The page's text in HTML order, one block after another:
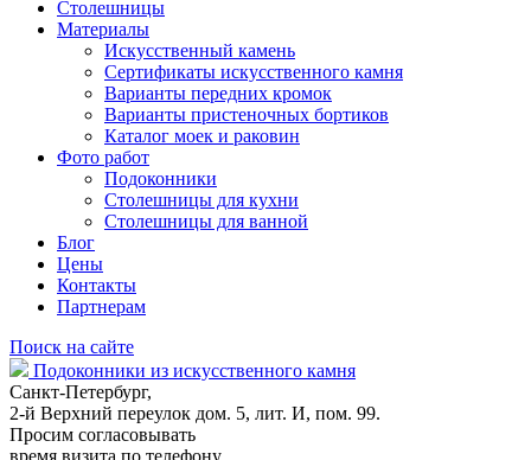
Столешницы
Материалы
Искусственный камень
Сертификаты искусственного камня
Варианты передних кромок
Варианты пристеночных бортиков
Каталог моек и раковин
Фото работ
Подоконники
Столешницы для кухни
Столешницы для ванной
Блог
Цены
Контакты
Партнерам
Поиск на сайте
Подоконники из искусственного камня
Санкт-Петербург,
2-й Верхний переулок дом. 5, лит. И, пом. 99.
Просим согласовывать